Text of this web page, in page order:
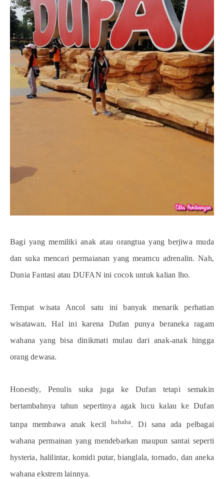
Bagi yang memiliki anak atau orangtua yang berjiwa muda
dan suka mencari permaianan yang meamcu adrenalin. Nah,
Dunia Fantasi atau DUFAN ini cocok untuk kalian lho.
Tempat wisata Ancol satu ini banyak menarik perhatian
wisatawan. Hal ini karena Dufan punya beraneka ragam
wahana yang bisa dinikmati mulau dari anak-anak hingga
orang dewasa.
Honestly, Penulis suka juga ke Dufan tetapi semakin
bertambahnya tahun sepertinya agak lucu kalau ke Dufan
tanpa membawa anak kecilhahaha. Di sana ada pelbagai
wahana permainan yang mendebarkan maupun santai seperti
hysteria, halilintar, komidi putar, bianglala, tornado, dan aneka
wahana ekstrem lainnya.